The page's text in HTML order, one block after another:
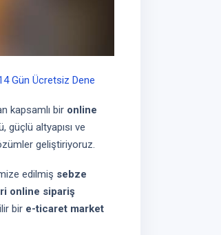
Gün Ücretsiz Dene
kapsamlı bir online
güçlü altyapısı ve
geliştiriyoruz.
edilmiş sebze
online sipariş
bir e-ticaret market